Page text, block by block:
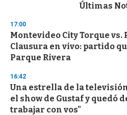
d
s
o
f
3
s
e
c
o
n
Últimas
17:00
Montevideo City Torque
Clausura en vivo: partido
Parque Rivera
16:42
Una estrella de la
el show de Gustaf y quedó
trabajar con vos"